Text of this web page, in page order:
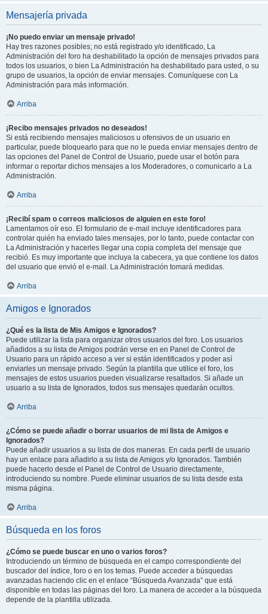
Mensajería privada
¡No puedo enviar un mensaje privado!
Hay tres razones posibles; no está registrado y/o identificado, La
Administración del foro ha deshabilitado la opción de mensajes privados para
todos los usuarios, o bien La Administración ha deshabilitado para usted, o su
grupo de usuarios, la opción de enviar mensajes. Comuníquese con La
Administración para más información.
Arriba
¡Recibo mensajes privados no deseados!
Si está recibiendo mensajes maliciosos u ofensivos de un usuario en
particular, puede bloquearlo para que no le pueda enviar mensajes dentro de
las opciones del Panel de Control de Usuario, puede usar el botón para
informar o reportar dichos mensajes a los Moderadores, o comunicarlo a La
Administración.
Arriba
¡Recibí spam o correos maliciosos de alguien en este foro!
Lamentamos oír eso. El formulario de e-mail incluye identificadores para
controlar quién ha enviado tales mensajes, por lo tanto, puede contactar con
La Administración y hacerles llegar una copia completa del mensaje que
recibió. Es muy importante que incluya la cabecera, ya que contiene los datos
del usuario que envió el e-mail. La Administración tomará medidas.
Arriba
Amigos e Ignorados
¿Qué es la lista de Mis Amigos e Ignorados?
Puede utilizar la lista para organizar otros usuarios del foro. Los usuarios
añadidos a su lista de Amigos podrán verse en en Panel de Control de
Usuario para un rápido acceso a ver si están identificados y poder así
enviarles un mensaje privado. Según la plantilla que utilice el foro, los
mensajes de estos usuarios pueden visualizarse resaltados. Si añade un
usuario a su lista de Ignorados, todos sus mensajes quedarán ocultos.
Arriba
¿Cómo se puede añadir o borrar usuarios de mi lista de Amigos e
Ignorados?
Puede añadir usuarios a su lista de dos maneras. En cada perfil de usuario
hay un enlace para añadirlo a su lista de Amigos y/o Ignorados. También
puede hacerlo desde el Panel de Control de Usuario directamente,
introduciendo su nombre. Puede eliminar usuarios de su lista desde esta
misma página.
Arriba
Búsqueda en los foros
¿Cómo se puede buscar en uno o varios foros?
Introduciendo un término de búsqueda en el campo correspondiente del
buscador del índice, foro o en los temas. Puede acceder a búsquedas
avanzadas haciendo clic en el enlace “Búsqueda Avanzada” que está
disponible en todas las páginas del foro. La manera de acceder a la búsqueda
depende de la plantilla utilizada.